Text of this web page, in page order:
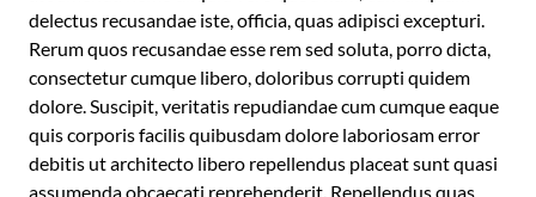
delectus recusandae iste, officia, quas adipisci excepturi.
Rerum quos recusandae esse rem sed soluta, porro dicta,
consectetur cumque libero, doloribus corrupti quidem
dolore. Suscipit, veritatis repudiandae cum cumque eaque
quis corporis facilis quibusdam dolore laboriosam error
debitis ut architecto libero repellendus placeat sunt quasi
assumenda obcaecati reprehenderit. Repellendus quas